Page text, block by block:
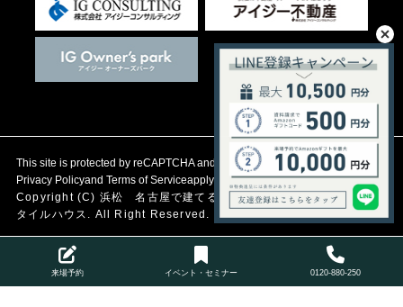
This site is protected by reCAPTCHA and the Google
Privacy Policyand Terms of Serviceapply.
Copyright (C) 浜松 名古屋で建てる自然素材の注文住宅アイジース
タイルハウス. All Right Reserved.
来場予約 イベント・セミナー 0120-880-250